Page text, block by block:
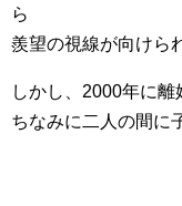
ら
羨望の視線が向けら
しかし、2000年に離
ちなみに二人の間に